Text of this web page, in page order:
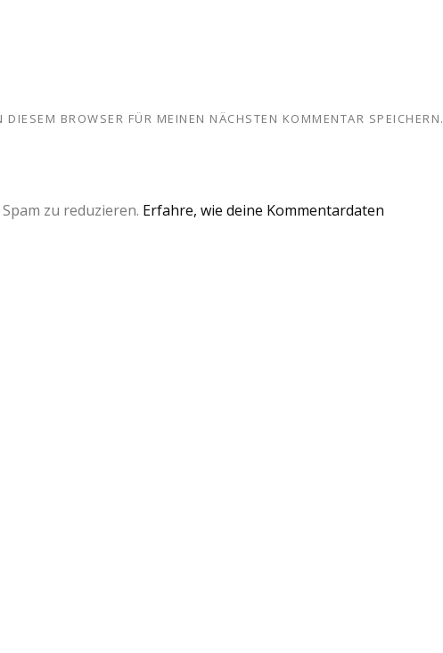
BROWSER FÜR MEINEN NÄCHSTEN KOMMENTAR SPEICHERN.
zu reduzieren. Erfahre, wie deine Kommentardaten